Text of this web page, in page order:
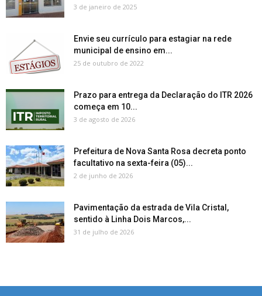
3 de janeiro de 2025
Envie seu currículo para estagiar na rede
municipal de ensino em...
25 de outubro de 2022
Prazo para entrega da Declaração do ITR 2026
começa em 10...
3 de agosto de 2026
Prefeitura de Nova Santa Rosa decreta ponto
facultativo na sexta-feira (05)...
2 de junho de 2026
Pavimentação da estrada de Vila Cristal,
sentido à Linha Dois Marcos,...
31 de julho de 2026